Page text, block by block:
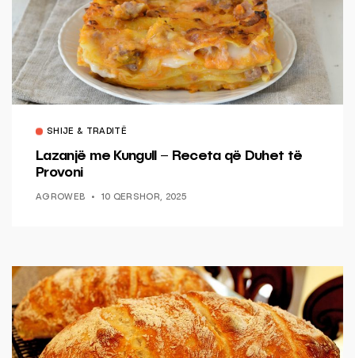
SHIJE & TRADITË
Lazanjë me Kungull – Receta që Duhet të
Provoni
AGROWEB 10 QERSHOR, 2025